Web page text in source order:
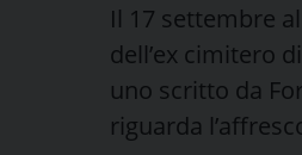
Il 17 settembre
dell’ex cimitero
uno scritto da
riguarda